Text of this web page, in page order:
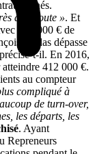
signés.
à l’écoute ». Et
126 000 € de
Gildas dépasse
précise-t-il. En 2016,
412 000 €.
au compteur
compliqué à
de turn-over,
les départs, les
. Ayant
Repreneurs